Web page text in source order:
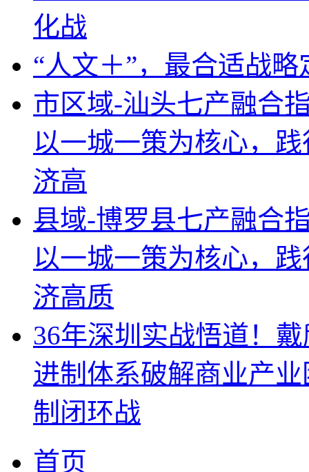
化战
“人文＋”，最合适战
市区域-汕头七产融合
以一城一策为核心，
济高
县域-博罗县七产融合
以一城一策为核心，
济高质
36年深圳实战悟道！
进制体系破解商业产
制闭环战
首页